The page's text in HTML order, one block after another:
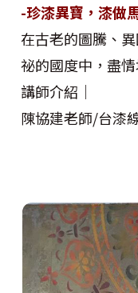
-珍漆異寶，漆做
在古老的圖騰、
祕的國度中，盡
講師介紹｜
陳協建老師/台漆